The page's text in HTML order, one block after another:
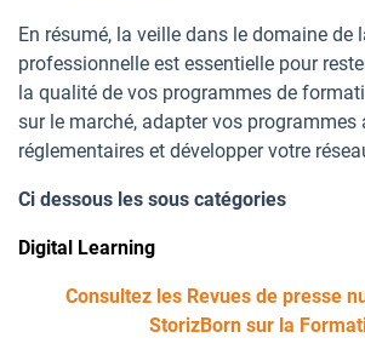
En résumé, la veille dans le domaine de
professionnelle est essentielle pour
la qualité de vos programmes de
sur le marché, adapter vos programmes
réglementaires et développer votre
Ci dessous les sous catégories
Digital Learning
Consultez les Revues de presse
StorizBorn sur la